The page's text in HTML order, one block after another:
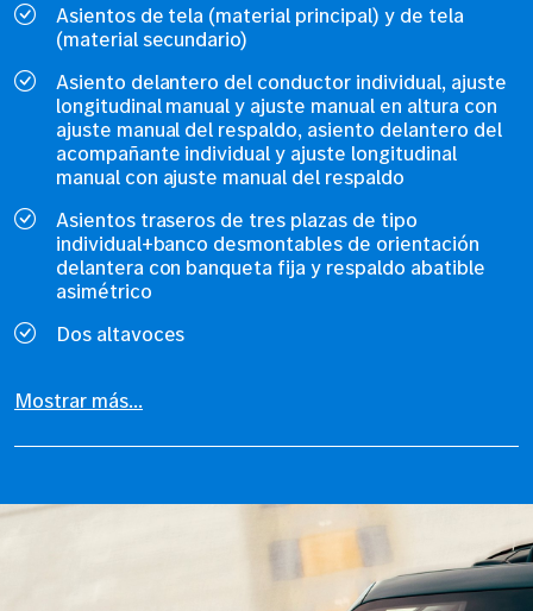
Asientos de tela (material principal) y de tela
(material secundario)
Asiento delantero del conductor individual, ajuste
longitudinal manual y ajuste manual en altura con
ajuste manual del respaldo, asiento delantero del
acompañante individual y ajuste longitudinal
manual con ajuste manual del respaldo
Asientos traseros de tres plazas de tipo
individual+banco desmontables de orientación
delantera con banqueta fija y respaldo abatible
asimétrico
Dos altavoces
Mostrar más...